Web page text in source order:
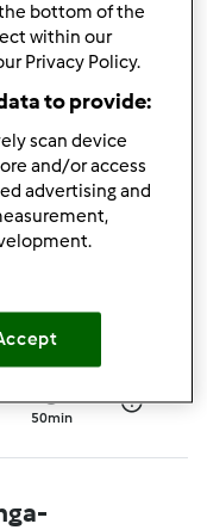
40min
de
50min
bottom of the
within our
Privacy Policy.
to provide:
scan device
and/or access
advertising and
Accept